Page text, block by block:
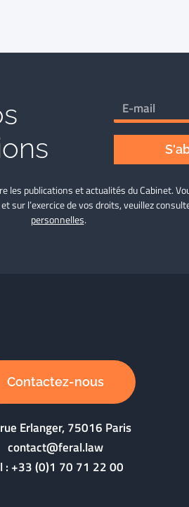
publications et actualités du Cabinet.
sur l’exercice de vos droits, veuillez
personnelles.
Contactez-nous
Erlanger, 75016 Paris
contact@feral.law
:+33 (0)1 70 71 22 00